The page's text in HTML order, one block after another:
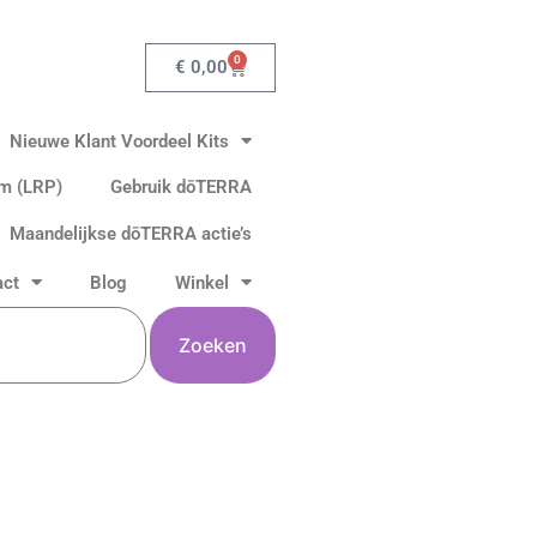
€ 0,00 0
Winkelwagen
Nieuwe Klant Voordeel Kits
(LRP) Gebruik dōTERRA
Maandelijkse dōTERRA actie’s
Blog Winkel
Zoeken